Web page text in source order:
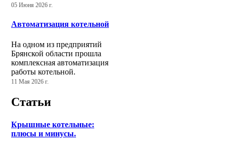
05 Июня 2026 г.
Автоматизация котельной
На одном из предприятий
Брянской области прошла
комплексная автоматизация
работы котельной.
11 Мая 2026 г.
Статьи
Крышные котельные:
плюсы и минусы.